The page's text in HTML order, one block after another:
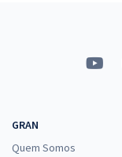
GRAN
Quem Somos